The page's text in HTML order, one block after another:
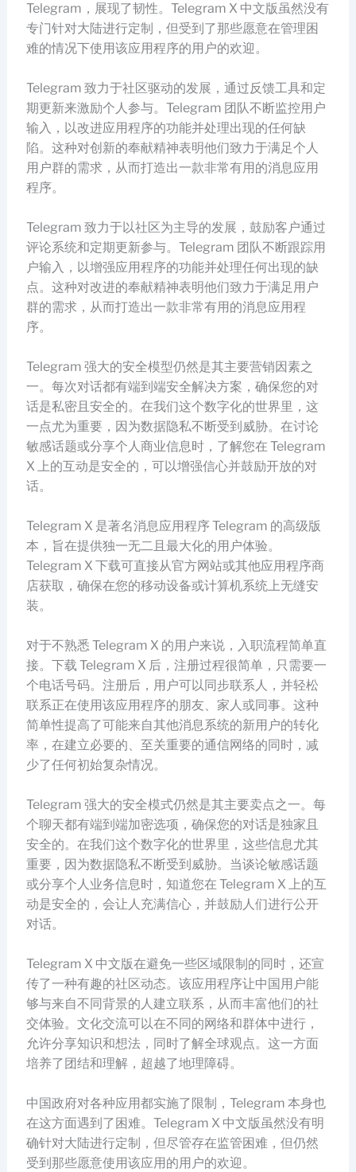
Telegram，展现了韧性。Telegram X 中文版虽然没有
专门针对大陆进行定制，但受到了那些愿意在管理困
难的情况下使用该应用程序的用户的欢迎。
Telegram 致力于社区驱动的发展，通过反馈工具和定
期更新来激励个人参与。Telegram 团队不断监控用户
输入，以改进应用程序的功能并处理出现的任何缺
陷。这种对创新的奉献精神表明他们致力于满足个人
用户群的需求，从而打造出一款非常有用的消息应用
程序。
Telegram 致力于以社区为主导的发展，鼓励客户通过
评论系统和定期更新参与。Telegram 团队不断跟踪用
户输入，以增强应用程序的功能并处理任何出现的缺
点。这种对改进的奉献精神表明他们致力于满足用户
群的需求，从而打造出一款非常有用的消息应用程
序。
Telegram 强大的安全模型仍然是其主要营销因素之
一。每次对话都有端到端安全解决方案，确保您的对
话是私密且安全的。在我们这个数字化的世界里，这
一点尤为重要，因为数据隐私不断受到威胁。在讨论
敏感话题或分享个人商业信息时，了解您在 Telegram
X 上的互动是安全的，可以增强信心并鼓励开放的对
话。
Telegram X 是著名消息应用程序 Telegram 的高级版
本，旨在提供独一无二且最大化的用户体验。
Telegram X 下载可直接从官方网站或其他应用程序商
店获取，确保在您的移动设备或计算机系统上无缝安
装。
对于不熟悉 Telegram X 的用户来说，入职流程简单直
接。下载 Telegram X 后，注册过程很简单，只需要一
个电话号码。注册后，用户可以同步联系人，并轻松
联系正在使用该应用程序的朋友、家人或同事。这种
简单性提高了可能来自其他消息系统的新用户的转化
率，在建立必要的、至关重要的通信网络的同时，减
少了任何初始复杂情况。
Telegram 强大的安全模式仍然是其主要卖点之一。每
个聊天都有端到端加密选项，确保您的对话是独家且
安全的。在我们这个数字化的世界里，这些信息尤其
重要，因为数据隐私不断受到威胁。当谈论敏感话题
或分享个人业务信息时，知道您在 Telegram X 上的互
动是安全的，会让人充满信心，并鼓励人们进行公开
对话。
Telegram X 中文版在避免一些区域限制的同时，还宣
传了一种有趣的社区动态。该应用程序让中国用户能
够与来自不同背景的人建立联系，从而丰富他们的社
交体验。文化交流可以在不同的网络和群体中进行，
允许分享知识和想法，同时了解全球观点。这一方面
培养了团结和理解，超越了地理障碍。
中国政府对各种应用都实施了限制，Telegram 本身也
在这方面遇到了困难。Telegram X 中文版虽然没有明
确针对大陆进行定制，但尽管存在监管困难，但仍然
受到那些愿意使用该应用的用户的欢迎。